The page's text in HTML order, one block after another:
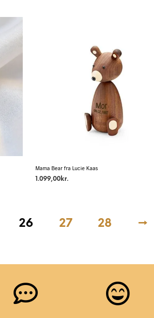
Mama Bear fra Lucie Kaas
1.099,00kr.
26 27 28 →